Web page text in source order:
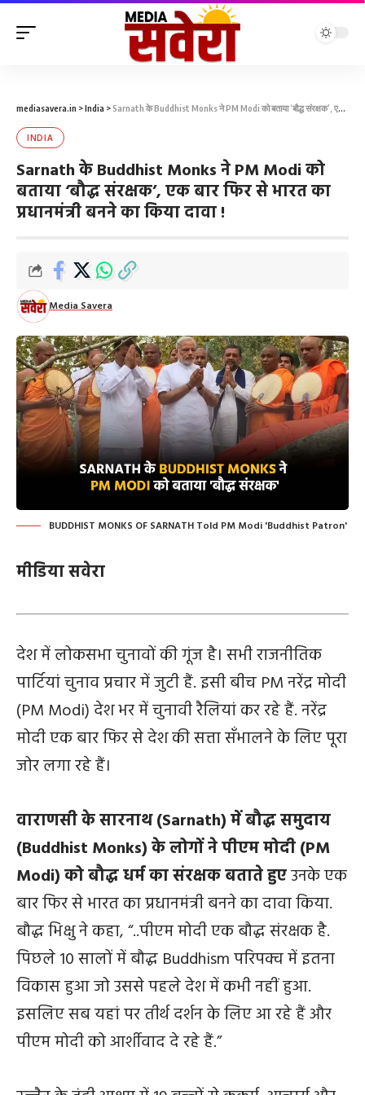
mediasavera.in >India >Sarnath के Buddhist Monks ने PM Modi को बताया ‘बौद्ध संरक्षक’, एक बार फिर से भारत का प्रधानमंत्री बनने का किया दावा !
INDIA
Sarnath के Buddhist Monks ने PM Modi को
बताया ‘बौद्ध संरक्षक’, एक बार फिर से भारत का
प्रधानमंत्री बनने का किया दावा !
Media Savera
BUDDHIST MONKS OF SARNATH Told PM Modi 'Buddhist Patron'
मीडिया सवेरा
देश में लोकसभा चुनावों की गूंज है। सभी राजनीतिक
पार्टियां चुनाव प्रचार में जुटी हैं. इसी बीच PM नरेंद्र मोदी
(PM Modi) देश भर में चुनावी रैलियां कर रहे हैं. नरेंद्र
मोदी एक बार फिर से देश की सत्ता सँभालने के लिए पूरा
जोर लगा रहे हैं।
वाराणसी के सारनाथ (Sarnath) में बौद्ध समुदाय
(Buddhist Monks) के लोगों ने पीएम मोदी (PM
Modi) को बौद्ध धर्म का संरक्षक बताते हुएउनके एक
बार फिर से भारत का प्रधानमंत्री बनने का दावा किया.
बौद्ध भिक्षु ने कहा, “..पीएम मोदी एक बौद्ध संरक्षक है.
पिछले 10 सालों में बौद्ध Buddhism परिपक्व में इतना
विकास हुआ जो उससे पहले देश में कभी नहीं हुआ.
इसलिए सब यहां पर तीर्थ दर्शन के लिए आ रहे हैं और
पीएम मोदी को आर्शीवाद दे रहे हैं.”